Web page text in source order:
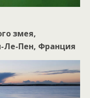
змея,
Ле-Пен, Франция